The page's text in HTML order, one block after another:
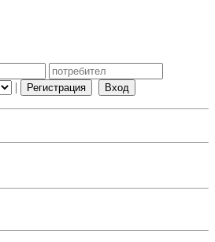
| Регистрация Вход